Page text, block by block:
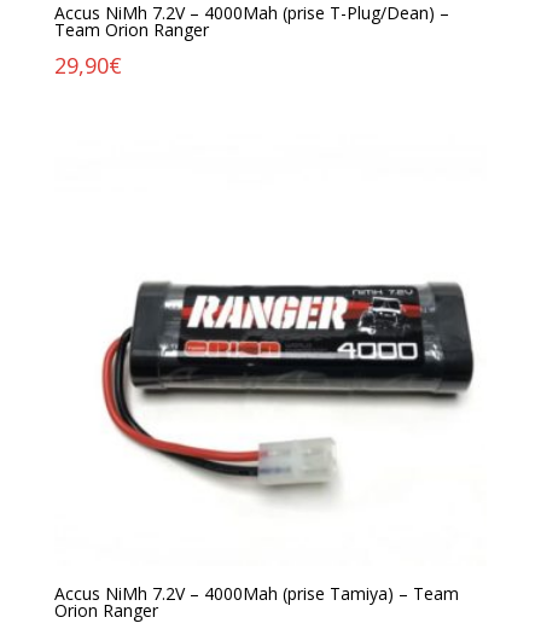
Accus NiMh 7.2V – 4000Mah (prise T-Plug/Dean) –
Team Orion Ranger
29,90€
Accus NiMh 7.2V – 4000Mah (prise Tamiya) – Team
Orion Ranger